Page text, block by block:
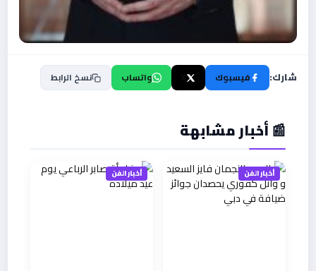
شارك: فيسبوك واتساب نسخ الرابط
📰 أخبار مشابهة
أخبار الفن أخبار الفن